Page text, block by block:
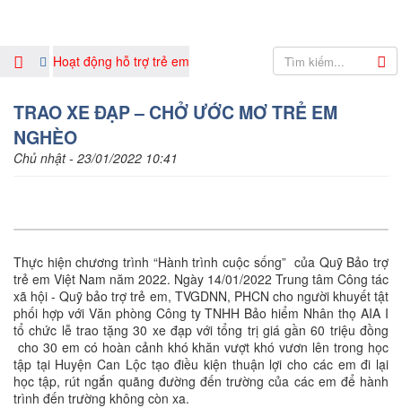
Hoạt động hỗ trợ trẻ em
TRAO XE ĐẠP – CHỞ ƯỚC MƠ TRẺ EM
NGHÈO
Chủ nhật - 23/01/2022 10:41
Thực hiện chương trình “Hành trình cuộc sống” của Quỹ Bảo trợ
trẻ em Việt Nam năm 2022. Ngày 14/01/2022 Trung tâm Công tác
xã hội - Quỹ bảo trợ trẻ em, TVGDNN, PHCN cho người khuyết tật
phối hợp với Văn phòng Công ty TNHH Bảo hiểm Nhân thọ AIA I
tổ chức lễ trao tặng 30 xe đạp với tổng trị giá gần 60 triệu đồng
cho 30 em có hoàn cảnh khó khăn vượt khó vươn lên trong học
tập tại Huyện Can Lộc tạo điều kiện thuận lợi cho các em đi lại
học tập, rút ngắn quãng đường đến trường của các em để hành
trình đến trường không còn xa.